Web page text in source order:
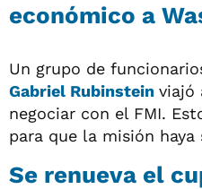
económico a
Un grupo de
Gabriel Rubinstein viajó
negociar con el FMI.
para que la misión
Se renueva el